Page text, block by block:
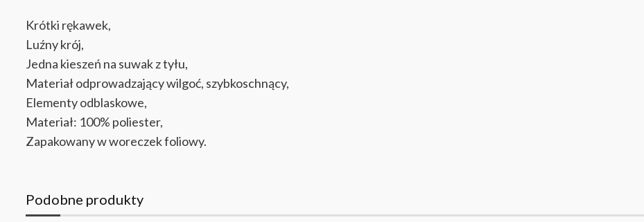
Krótki rękawek,
Luźny krój,
Jedna kieszeń na suwak z tyłu,
Materiał odprowadzający wilgoć, szybkoschnący,
Elementy odblaskowe,
Materiał: 100% poliester,
Zapakowany w woreczek foliowy.
Podobne produkty